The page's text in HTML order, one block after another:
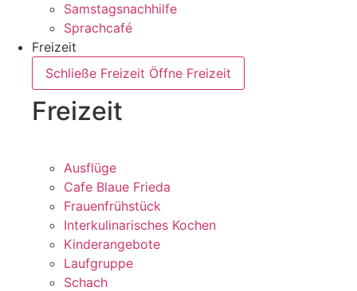
Samstagsnachhilfe
Sprachcafé
Freizeit
Schließe Freizeit Öffne Freizeit
Freizeit
Ausflüge
Cafe Blaue Frieda
Frauenfrühstück
Interkulinarisches Kochen
Kinderangebote
Laufgruppe
Schach